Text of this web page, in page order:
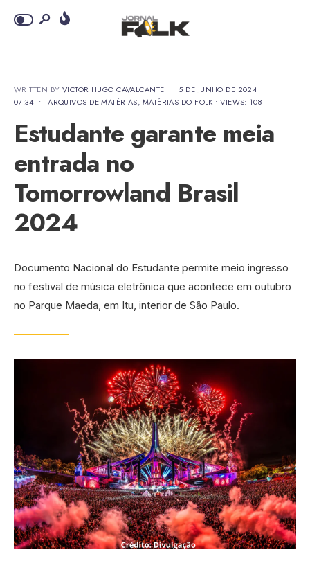
WRITTEN BY VICTOR HUGO CAVALCANTE • 5 DE JUNHO DE 2024 •
07:34 • ARQUIVOS DE MATÉRIAS, MATÉRIAS DO FOLK •VIEWS: 108
Estudante garante meia
entrada no
Tomorrowland Brasil
2024
Documento Nacional do Estudante permite meio ingresso
no festival de música eletrônica que acontece em outubro
no Parque Maeda, em Itu, interior de São Paulo.